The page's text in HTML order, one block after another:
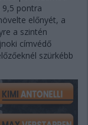
pontra
előnyét, a
a szintén
címvédő
szürkébb